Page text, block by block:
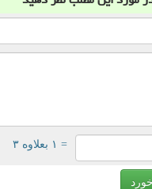
= ۱ بعلاوه ۳